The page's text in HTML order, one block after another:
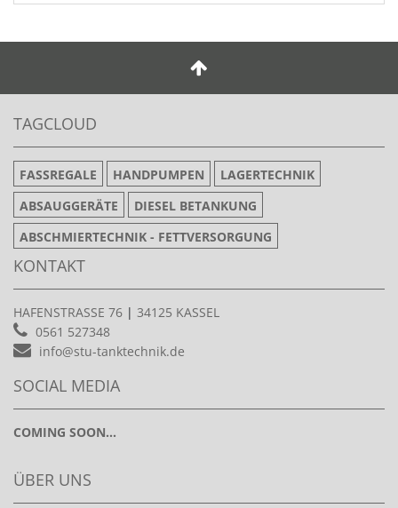
TAGCLOUD
FASSREGALE HANDPUMPEN
LAGERTECHNIK
ABSAUGGERÄTE
DIESEL BETANKUNG
ABSCHMIERTECHNIK - FETTVERSORGUNG
KONTAKT
HAFENSTRASSE 76 | 34125 KASSEL
0561 527348
info@stu-tanktechnik.de
SOCIAL MEDIA
COMING SOON...
ÜBER UNS